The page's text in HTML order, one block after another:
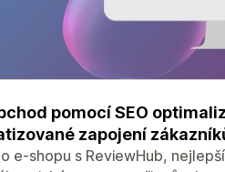
pomocí SEO
zapojení
e-shopu s ReviewHub,